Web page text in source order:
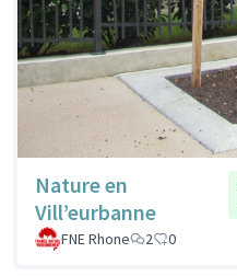
Nature en
Vill’eurbanne
FNE Rhone
2 0